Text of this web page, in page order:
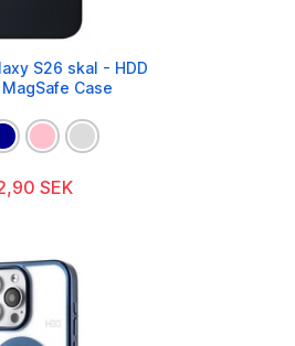
S26 skal - HDD
Case
SEK